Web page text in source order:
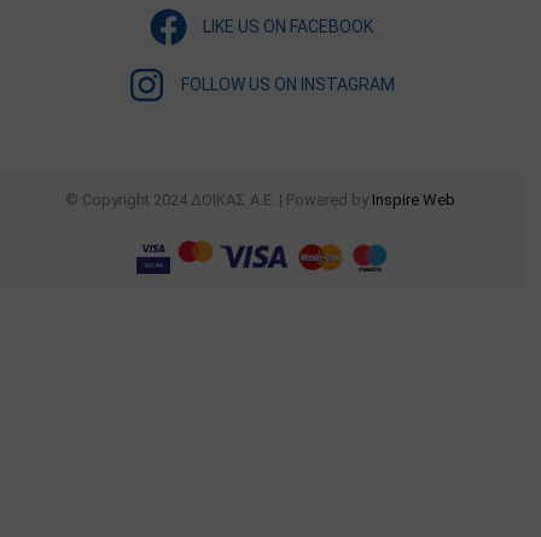
LIKE US ON FACEBOOK
FOLLOW US ON INSTAGRAM
© Copyright 2024 ΔΟΙΚΑΣ Α.Ε. | Powered by Inspire Web.